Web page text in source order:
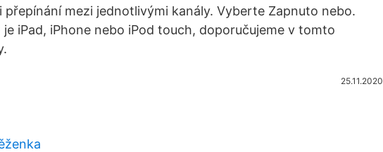
přepínání mezi jednotlivými kanály. Vyberte Zapnuto nebo.
iPad, iPhone nebo iPod touch, doporučujeme v tomto
25.11.2020